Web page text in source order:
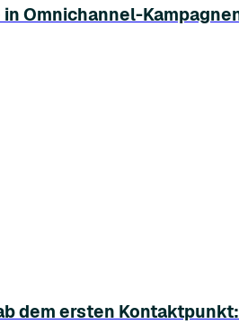
Omnichannel-
dem ersten